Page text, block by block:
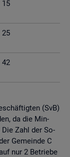
15
25
42
(SvB)
da die Min­
Zahl der So­
Ge­mein­de C
nur 2 Be­trie­be